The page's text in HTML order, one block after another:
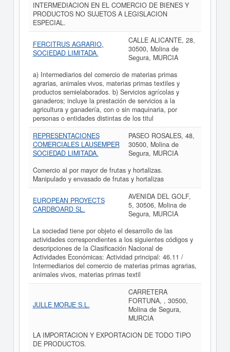
INTERMEDIACION EN EL COMERCIO DE BIENES Y
PRODUCTOS NO SUJETOS A LEGISLACION
ESPECIAL.
FERCITRUS AGRARIO,
SOCIEDAD LIMITADA.
CALLE ALICANTE, 28,
30500, Molina de
Segura, MURCIA
a) Intermediarios del comercio de materias primas
agrarias, animales vivos, materias primas textiles y
productos semielaborados. b) Servicios agrícolas y
ganaderos; incluye la prestación de servicios a la
agricultura y ganadería, con o sin maquinaria, por
personas o entidades distintas de los titul
REPRESENTACIONES
COMERCIALES LAUSEMPER
SOCIEDAD LIMITADA.
PASEO ROSALES, 48,
30500, Molina de
Segura, MURCIA
Comercio al por mayor de frutas y hortalizas.
Manipulado y envasado de frutas y hortalizas
EUROPEAN PROYECTS
CARDBOARD SL.
AVENIDA DEL GOLF,
5, 30506, Molina de
Segura, MURCIA
La sociedad tiene por objeto el desarrollo de las
actividades correspondientes a los siguientes códigos y
descripciones de la Clasificación Nacional de
Actividades Económicas: Actividad principal: 46.11 /
Intermediarios del comercio de materias primas agrarias,
animales vivos, materias primas textil
JULLE MORJE S.L.
CARRETERA
FORTUNA, , 30500,
Molina de Segura,
MURCIA
LA IMPORTACION Y EXPORTACION DE TODO TIPO
DE PRODUCTOS.